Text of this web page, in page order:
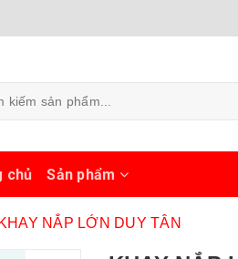
chủ Sản phẩm
KHAY NẮP LỚN DUY TÂN